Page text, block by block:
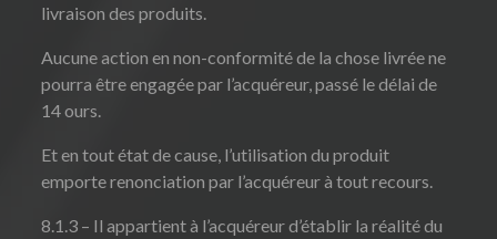
livraison des produits.
Aucune action en non-conformité de la chose livrée ne
pourra être engagée par l’acquéreur, passé le délai de
14 ours.
Et en tout état de cause, l’utilisation du produit
emporte renonciation par l’acquéreur à tout recours.
8.1.3 – Il appartient à l’acquéreur d’établir la réalité du